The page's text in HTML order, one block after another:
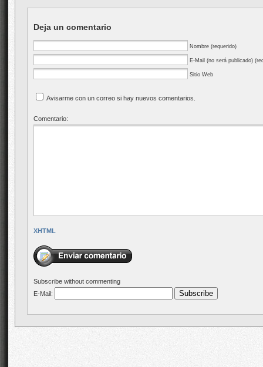
Deja un comentario
Nombre (requerido)
E-Mail (no será publicado)
Sitio Web
Avisarme con un correo si hay nuevos comentarios.
Comentario:
XHTML
Subscribe without commenting
E-Mail: